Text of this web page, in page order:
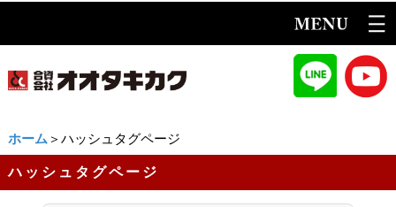
ホーム ＞ハッシュタグページ
ハッシュタグページ